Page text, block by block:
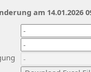
am 14.01.2026